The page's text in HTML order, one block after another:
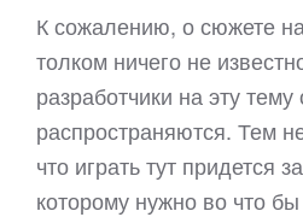
К сожалению, о сюжете
толком ничего не
разработчики на эту
распространяются. Тем
что играть тут придется
которому нужно во что